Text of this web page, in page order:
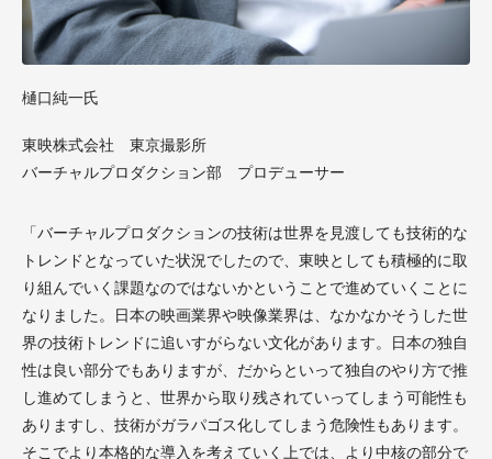
樋口純一氏
東映株式会社 東京撮影所
バーチャルプロダクション部 プロデューサー
「バーチャルプロダクションの技術は世界を見渡しても技術的な
トレンドとなっていた状況でしたので、東映としても積極的に取
り組んでいく課題なのではないかということで進めていくことに
なりました。日本の映画業界や映像業界は、なかなかそうした世
界の技術トレンドに追いすがらない文化があります。日本の独自
性は良い部分でもありますが、だからといって独自のやり方で推
し進めてしまうと、世界から取り残されていってしまう可能性も
ありますし、技術がガラパゴス化してしまう危険性もあります。
そこでより本格的な導入を考えていく上では、より中核の部分で